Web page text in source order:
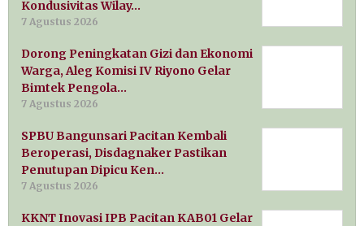
Kondusivitas Wilay…
7 Agustus 2026
Dorong Peningkatan Gizi dan Ekonomi
Warga, Aleg Komisi IV Riyono Gelar
Bimtek Pengola…
7 Agustus 2026
SPBU Bangunsari Pacitan Kembali
Beroperasi, Disdagnaker Pastikan
Penutupan Dipicu Ken…
7 Agustus 2026
KKNT Inovasi IPB Pacitan KAB01 Gelar